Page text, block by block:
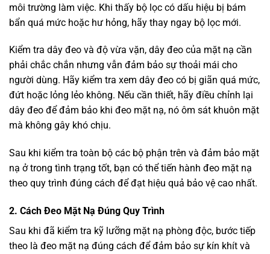
môi trường làm việc. Khi thấy bộ lọc có dấu hiệu bị bám
bẩn quá mức hoặc hư hỏng, hãy thay ngay bộ lọc mới.
Kiểm tra dây đeo và độ vừa vặn, dây đeo của mặt nạ cần
phải chắc chắn nhưng vẫn đảm bảo sự thoải mái cho
người dùng. Hãy kiểm tra xem dây đeo có bị giãn quá mức,
đứt hoặc lỏng lẻo không. Nếu cần thiết, hãy điều chỉnh lại
dây đeo để đảm bảo khi đeo mặt nạ, nó ôm sát khuôn mặt
mà không gây khó chịu.
Sau khi kiểm tra toàn bộ các bộ phận trên và đảm bảo mặt
nạ ở trong tình trạng tốt, bạn có thể tiến hành đeo mặt nạ
theo quy trình đúng cách để đạt hiệu quả bảo vệ cao nhất.
2. Cách Đeo Mặt Nạ Đúng Quy Trình
Sau khi đã kiểm tra kỹ lưỡng mặt nạ phòng độc, bước tiếp
theo là đeo mặt nạ đúng cách để đảm bảo sự kín khít và